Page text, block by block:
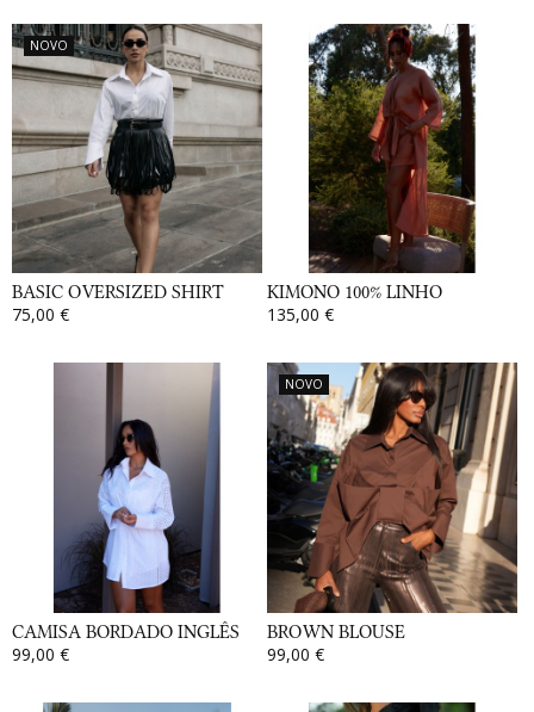
NOVO
BASIC OVERSIZED SHIRT
75,00 €
KIMONO 100% LINHO
135,00 €
CAMISA BORDADO INGLÊS
99,00 €
NOVO
BROWN BLOUSE
99,00 €